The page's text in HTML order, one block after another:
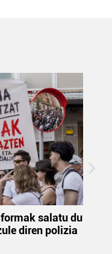
salatu du
diren polizia